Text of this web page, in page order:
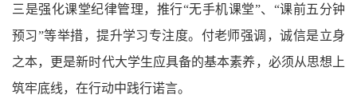
三是强化课堂纪律管理，推行“无手机课堂”、 “课前五分钟
预习”等举措，提升学习专注度。 付老师强调，诚信是立身
之本，更是新时代大学生应具备的基本素养，必须从思想上
筑牢底线，在行动中践行诺言。